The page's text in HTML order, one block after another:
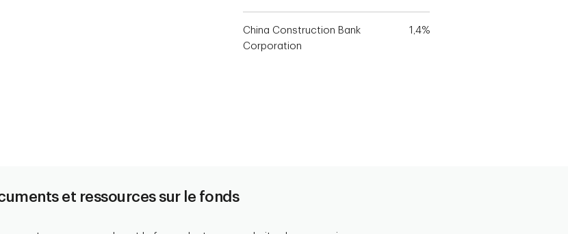
China Construction Bank
Corporation
1,4%
et ressources sur le fonds